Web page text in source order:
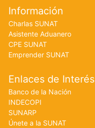
Información
Charlas SUNAT
Asistente Aduanero
CPE SUNAT
Emprender SUNAT
Enlaces de Interés
Banco de la Nación
INDECOPI
SUNARP
Únete a la SUNAT